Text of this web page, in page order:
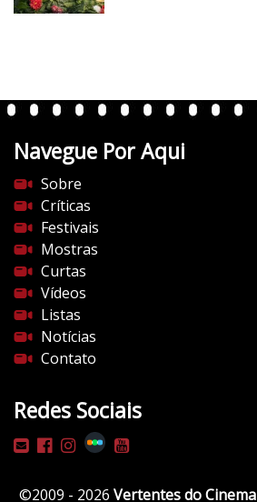
Navegue Por Aqui
Sobre
Críticas
Festivais
Mostras
Curtas
Vídeos
Listas
Notícias
Contato
Redes Sociais
©2009 - 2026 Vertentes do Cinema